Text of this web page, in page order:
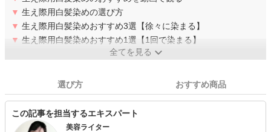
▼ 生え際用白髪染めの選び方
▼ 生え際用白髪染めおすすめ3選【徐々に染まる】
▼ 生え際用白髪染めおすすめ1選【1回で染まる】
全てを見る
選び方 おすすめ商品
この記事を担当するエキスパート
美容ライター